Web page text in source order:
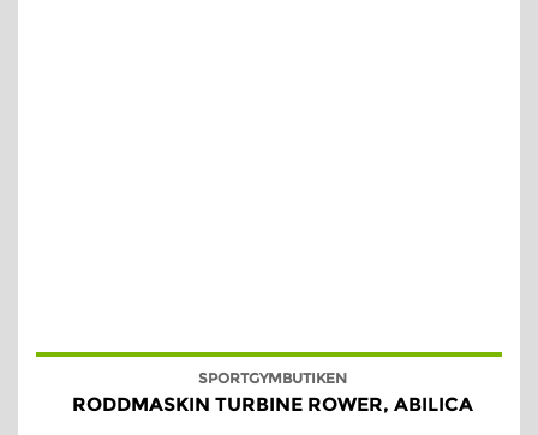
SPORTGYMBUTIKEN
RODDMASKIN TURBINE ROWER, ABILICA